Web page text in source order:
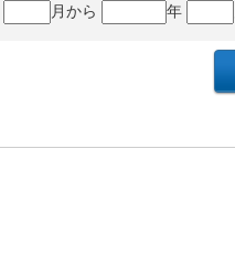
月から 年